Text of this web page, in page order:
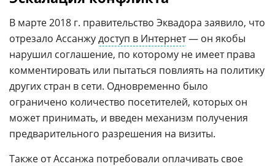
В марте 2018 г. правительство Эквадора заявило, что
отрезало Ассанжудоступ в Интернет— он якобы
нарушил соглашение, по которому не имеет права
комментировать или пытаться повлиять на политику
других стран в сети. Одновременно было
ограничено количество посетителей, которых он
может принимать, и введен механизм получения
предварительного разрешения на визиты.
Также от Ассанжа потребовали оплачивать свое